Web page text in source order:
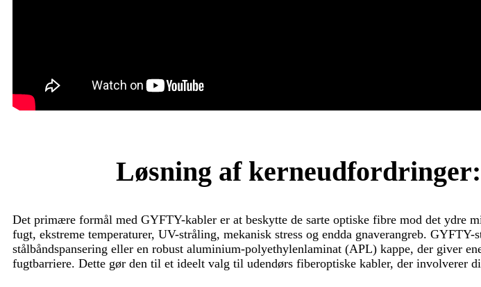
Løsning af
Det primære formål med GYFTY-kabler er at beskytte de sarte optiske fibre mod det ydre
fugt, ekstreme temperaturer, UV-stråling, mekanisk stress og endda gnaverangreb.
stålbåndspansering eller en robust aluminium-polyethylenlaminat (APL) kappe, der giver
fugtbarriere. Dette gør den til et ideelt valg til udendørs fiberoptiske kabler, der involverer